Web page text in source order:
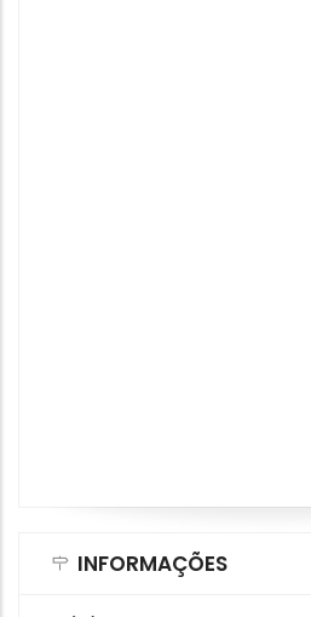
INFORMAÇÕES